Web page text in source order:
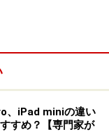
、iPad miniの違い
すめ？【専門家が